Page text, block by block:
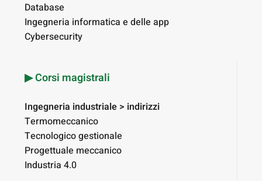
Database
Ingegneria informatica e delle app
Cybersecurity
▶︎ Corsi magistrali
Ingegneria industriale > indirizzi
Termomeccanico
Tecnologico gestionale
Progettuale meccanico
Industria 4.0